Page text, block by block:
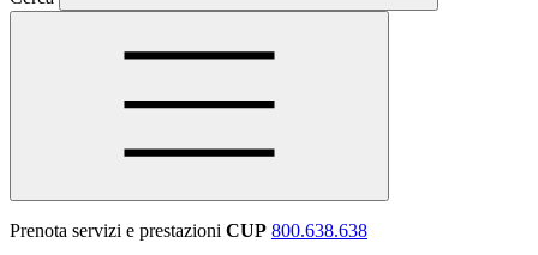
Prenota servizi e prestazioni CUP 800.638.638